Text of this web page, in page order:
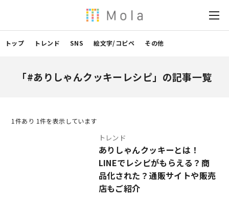
トップ トレンド SNS 絵文字/コピペ その他
「#ありしゃんクッキーレシピ」の記事一覧
1 件あり 1件を表示しています
トレンド
ありしゃんクッキーとは！
LINEでレシピがもらえる？商
品化された？通販サイトや販売
店もご紹介